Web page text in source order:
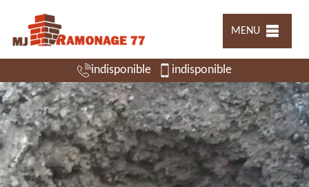
MENU
indisponible indisponible